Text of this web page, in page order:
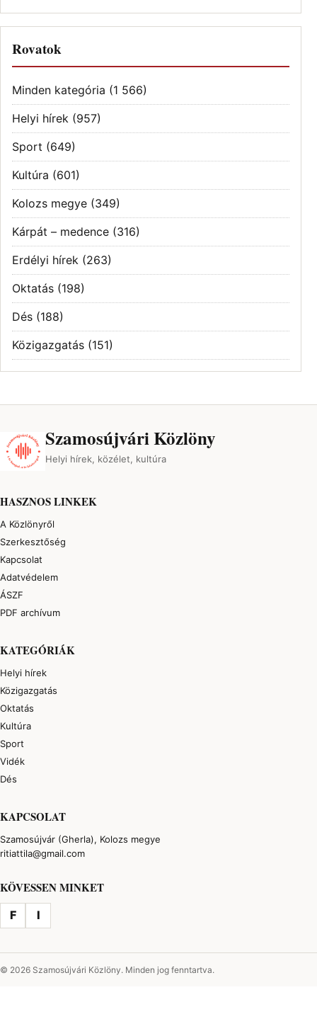
Rovatok
Minden kategória (1 566)
Helyi hírek (957)
Sport (649)
Kultúra (601)
Kolozs megye (349)
Kárpát – medence (316)
Erdélyi hírek (263)
Oktatás (198)
Dés (188)
Közigazgatás (151)
Szamosújvári Közlöny
Helyi hírek, közélet, kultúra
HASZNOS LINKEK
A Közlönyről
Szerkesztőség
Kapcsolat
Adatvédelem
ÁSZF
PDF archívum
KATEGÓRIÁK
Helyi hírek
Közigazgatás
Oktatás
Kultúra
Sport
Vidék
Dés
KAPCSOLAT
Szamosújvár (Gherla), Kolozs megye
ritiattila@gmail.com
KÖVESSEN MINKET
F I
© 2026 Szamosújvári Közlöny. Minden jog fenntartva.